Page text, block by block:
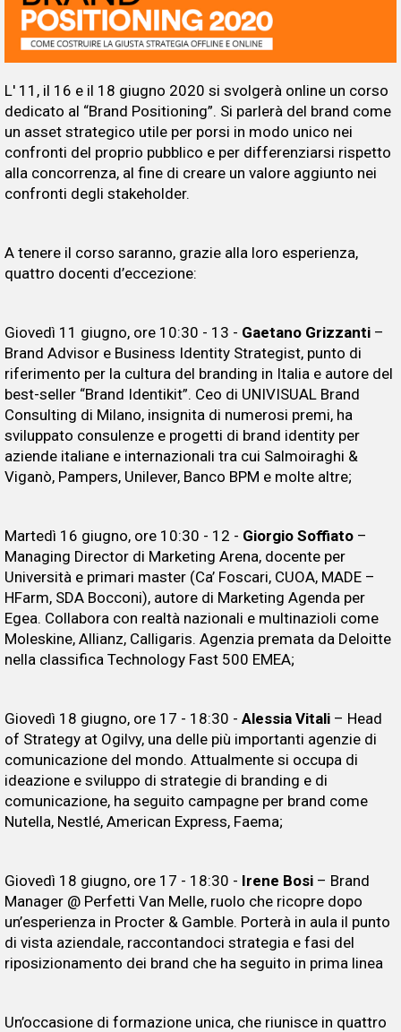
L' 11, il 16 e il 18 giugno 2020 si svolgerà online un corso
dedicato al “Brand Positioning”. Si parlerà del brand come
un asset strategico utile per porsi in modo unico nei
confronti del proprio pubblico e per differenziarsi rispetto
alla concorrenza, al fine di creare un valore aggiunto nei
confronti degli stakeholder.
A tenere il corso saranno, grazie alla loro esperienza,
quattro docenti d’eccezione:
Giovedì 11 giugno, ore 10:30 - 13 - Gaetano Grizzanti –
Brand Advisor e Business Identity Strategist, punto di
riferimento per la cultura del branding in Italia e autore del
best-seller “Brand Identikit”. Ceo di UNIVISUAL Brand
Consulting di Milano, insignita di numerosi premi, ha
sviluppato consulenze e progetti di brand identity per
aziende italiane e internazionali tra cui Salmoiraghi &
Viganò, Pampers, Unilever, Banco BPM e molte altre;
Martedì 16 giugno, ore 10:30 - 12 - Giorgio Soffiato –
Managing Director di Marketing Arena, docente per
Università e primari master (Ca’ Foscari, CUOA, MADE –
HFarm, SDA Bocconi), autore di Marketing Agenda per
Egea. Collabora con realtà nazionali e multinazioli come
Moleskine, Allianz, Calligaris. Agenzia premata da Deloitte
nella classifica Technology Fast 500 EMEA;
Giovedì 18 giugno, ore 17 - 18:30 - Alessia Vitali – Head
of Strategy at Ogilvy, una delle più importanti agenzie di
comunicazione del mondo. Attualmente si occupa di
ideazione e sviluppo di strategie di branding e di
comunicazione, ha seguito campagne per brand come
Nutella, Nestlé, American Express, Faema;
Giovedì 18 giugno, ore 17 - 18:30 - Irene Bosi – Brand
Manager @ Perfetti Van Melle, ruolo che ricopre dopo
un’esperienza in Procter & Gamble. Porterà in aula il punto
di vista aziendale, raccontandoci strategia e fasi del
riposizionamento dei brand che ha seguito in prima linea
Un’occasione di formazione unica, che riunisce in quattro